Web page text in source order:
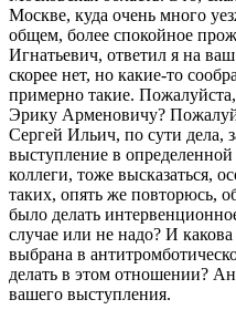
Москве, куда очень много
общем, более спокойное
Игнатьевич, ответил я на
скорее нет, но какие-то
примерно такие.
Эрику Арменовичу?
Сергей Ильич, по сути дела,
выступление в
коллеги, тоже высказаться,
таких, опять же повторюсь,
было делать
случае или не надо? И
выбрана в
делать в этом отношении?
вашего выступления.